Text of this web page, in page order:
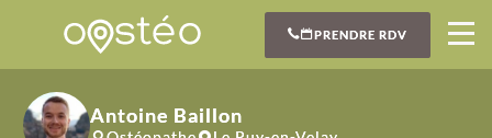
PRENDRE RDV
Antoine Baillon